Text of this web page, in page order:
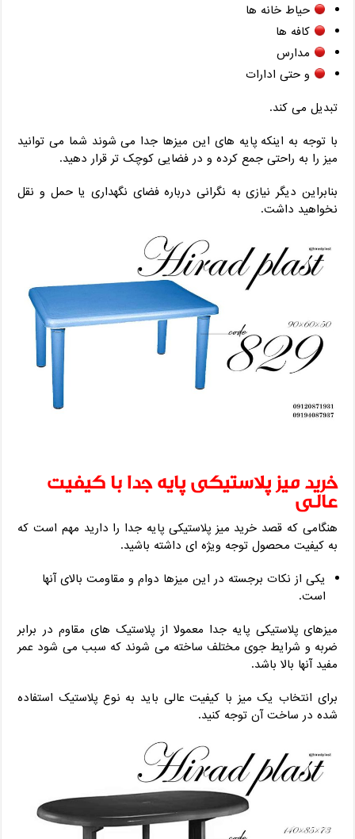
حیاط خانه ها
کافه ها
مدارس
و حتی ادارات
تبدیل می کند.
با توجه به اینکه پایه های این میزها جدا می شوند شما می توانید
میز را به راحتی جمع کرده و در فضایی کوچک تر قرار دهید.
بنابراین دیگر نیازی به نگرانی درباره فضای نگهداری یا حمل و نقل
نخواهید داشت.
خرید میز پلاستیکی پایه جدا با کیفیت
عالی
هنگامی که قصد خرید میز پلاستیکی پایه جدا را دارید مهم است که
به کیفیت محصول توجه ویژه ای داشته باشید.
یکی از نکات برجسته در این میزها دوام و مقاومت بالای آنها
است.
میزهای پلاستیکی پایه جدا معمولا از پلاستیک های مقاوم در برابر
ضربه و شرایط جوی مختلف ساخته می شوند که سبب می شود عمر
مفید آنها بالا باشد.
برای انتخاب یک میز با کیفیت عالی باید به نوع پلاستیک استفاده
شده در ساخت آن توجه کنید.